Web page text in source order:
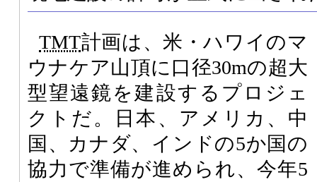
TMT計画は、米・ハワイのマ
ウナケア山頂に口径30mの超大
型望遠鏡を建設するプロジェ
クトだ。日本、アメリカ、中
国、カナダ、インドの5か国の
協力で準備が進められ、今年5